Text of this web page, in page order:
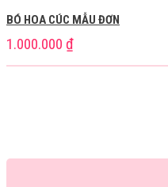
BÓ HOA CÚC MẪU ĐƠN
1.000.000 ₫